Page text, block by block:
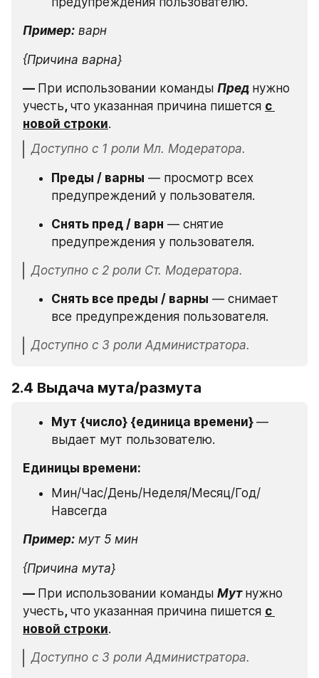
Пример: варн
{Причина варна}
— При использовании команды Пред нужно
учесть, что указанная причина пишется с
новой строки.
Доступно с 1 роли Мл. Модератора.
Преды / варны — просмотр всех
предупреждений у пользователя.
Снять пред / варн — снятие
предупреждения у пользователя.
Доступно с 2 роли Ст. Модератора.
Снять все преды / варны — снимает
все предупреждения пользователя.
Доступно с 3 роли Администратора.
2.4 Выдача мута/размута
Мут {число} {единица времени} —
выдает мут пользователю.
Единицы времени:
Мин/Час/День/Неделя/Месяц/Год/
Навсегда
Пример: мут 5 мин
{Причина мута}
— При использовании команды Мут нужно
учесть, что указанная причина пишется с
новой строки.
Доступно с 3 роли Администратора.